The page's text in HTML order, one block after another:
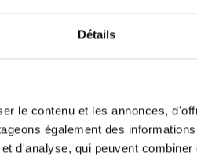
Détails
le contenu et les annonces,
également des
d'analyse, qui peuvent